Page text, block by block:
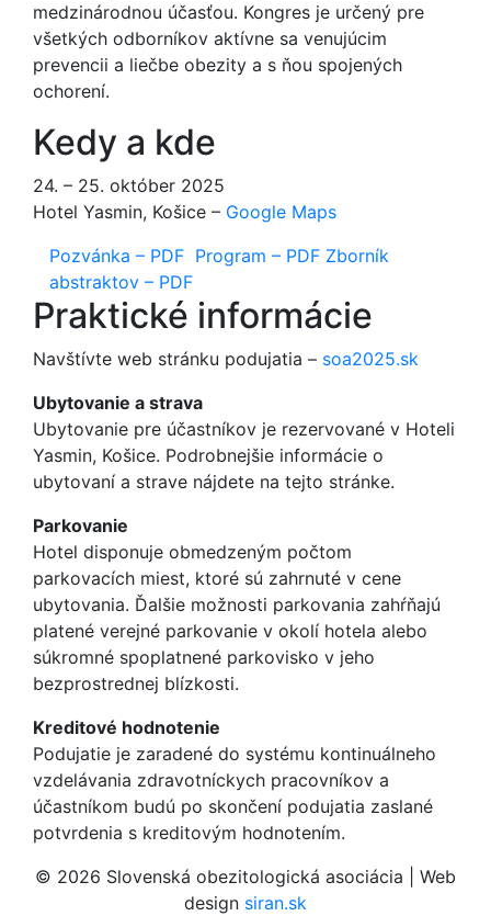
medzinárodnou účasťou. Kongres je určený pre
všetkých odborníkov aktívne sa venujúcim
prevencii a liečbe obezity a s ňou spojených
ochorení.
Kedy a kde
24. – 25. október 2025
Hotel Yasmin, Košice – Google Maps
Pozvánka – PDF Program – PDF Zborník
abstraktov – PDF
Praktické informácie
Navštívte web stránku podujatia – soa2025.sk
Ubytovanie a strava
Ubytovanie pre účastníkov je rezervované v Hoteli
Yasmin, Košice. Podrobnejšie informácie o
ubytovaní a strave nájdete na tejto stránke.
Parkovanie
Hotel disponuje obmedzeným počtom
parkovacích miest, ktoré sú zahrnuté v cene
ubytovania. Ďalšie možnosti parkovania zahŕňajú
platené verejné parkovanie v okolí hotela alebo
súkromné spoplatnené parkovisko v jeho
bezprostrednej blízkosti.
Kreditové hodnotenie
Podujatie je zaradené do systému kontinuálneho
vzdelávania zdravotníckych pracovníkov a
účastníkom budú po skončení podujatia zaslané
potvrdenia s kreditovým hodnotením.
© 2026 Slovenská obezitologická asociácia | Web
design siran.sk